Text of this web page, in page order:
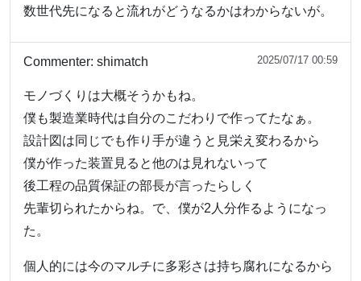
数世代先になると流れがどうなるかはわからないが。
Commenter: shimatch 2025/07/17 00:59
モノづくりは大概そうかもね。
僕も製造業時代は自分のこだわりで作ってたなぁ。
設計図は同じでも作り手が違うと見栄え変わるから
僕が作った装置見ると他のは見れないって
後工程の品質保証の部長が言ったらしく
先輩切られたからね。で、僕が2人分作るようになっ
た。
個人的には今のマルチに多彩さは持ち腐れになるから